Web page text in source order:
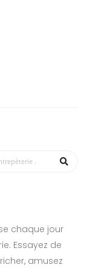
chaque jour
Essayez de
amusez